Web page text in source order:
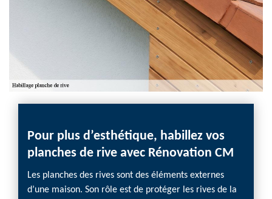
Pour plus d’esthétique, habillez vos
planches de rive avec Rénovation CM
Les planches des rives sont des éléments externes
d’une maison. Son rôle est de protéger les rives de la